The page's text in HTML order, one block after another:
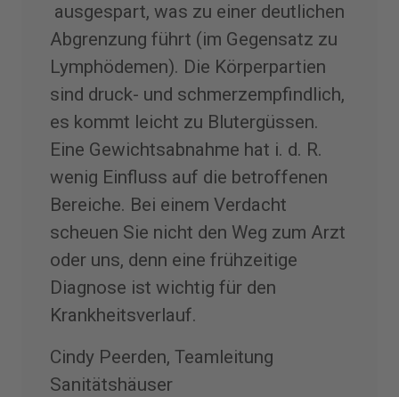
ausgespart, was zu einer deutlichen
Abgrenzung führt (im Gegensatz zu
Lymphödemen). Die Körperpartien
sind druck- und schmerzempfindlich,
es kommt leicht zu Blutergüssen.
Eine Gewichtsabnahme hat i. d. R.
wenig Einfluss auf die betroffenen
Bereiche. Bei einem Verdacht
scheuen Sie nicht den Weg zum Arzt
oder uns, denn eine frühzeitige
Diagnose ist wichtig für den
Krankheitsverlauf.
Cindy Peerden, Teamleitung
Sanitätshäuser